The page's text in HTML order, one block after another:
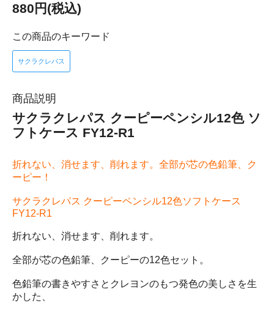
880円(税込)
この商品のキーワード
サクラクレパス
商品説明
サクラクレパス クーピーペンシル12色 ソ
フトケース FY12-R1
折れない、消せます、削れます。全部が芯の色鉛筆、ク
ーピー！
サクラクレパス クーピーペンシル12色ソフトケース
FY12-R1
折れない、消せます、削れます。
全部が芯の色鉛筆、クーピーの12色セット。
色鉛筆の書きやすさとクレヨンのもつ発色の美しさを生
かした、